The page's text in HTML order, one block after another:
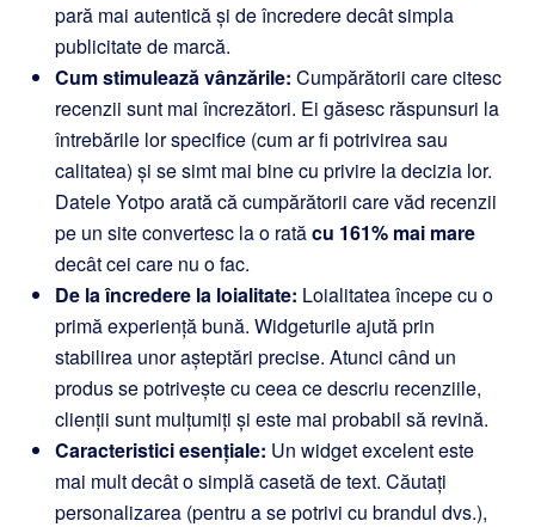
pară mai autentică și de încredere decât simpla
publicitate de marcă.
Cum stimulează vânzările: Cumpărătorii care citesc
recenzii sunt mai încrezători. Ei găsesc răspunsuri la
întrebările lor specifice (cum ar fi potrivirea sau
calitatea) și se simt mai bine cu privire la decizia lor.
Datele Yotpo arată că cumpărătorii care văd recenzii
pe un site convertesc la o ratăcu 161% mai mare
decât cei care nu o fac.
De la încredere la loialitate: Loialitatea începe cu o
primă experiență bună. Widgeturile ajută prin
stabilirea unor așteptări precise. Atunci când un
produs se potrivește cu ceea ce descriu recenziile,
clienții sunt mulțumiți și este mai probabil să revină.
Caracteristici esențiale: Un widget excelent este
mai mult decât o simplă casetă de text. Căutați
personalizarea (pentru a se potrivi cu brandul dvs.),